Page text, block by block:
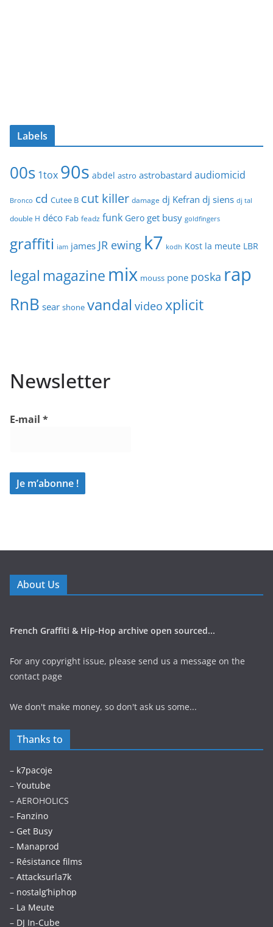
Labels
00s 1tox 90s abdel astro astrobastard audiomicid
Bronco cd Cutee B cut killer damage dj Kefran dj siens dj tal
double H déco Fab feadz funk Gero get busy goldfingers
graffiti iam james JR ewing k7 kodh Kost la meute LBR
legal magazine mix mouss pone poska rap
RnB sear shone vandal video xplicit
Newsletter
E-mail *
About Us
French Graffiti & Hip-Hop archive open sourced...
For any copyright issue, please send us a message on the
contact page
We don't make money, so don't ask us some...
Thanks to
– k7pacoje
– Youtube
– AEROHOLICS
– Fanzino
– Get Busy
– Manaprod
– Résistance films
– Attacksurla7k
– nostalg’hiphop
– La Meute
– DJ In-Cube